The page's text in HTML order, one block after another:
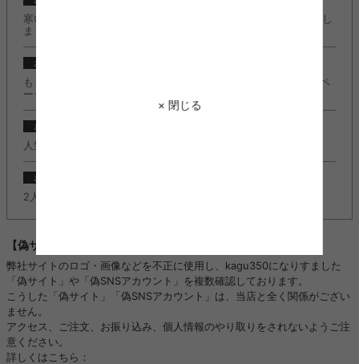
× 閉じる
寒い季節もこたつでぬくぬく快適に♪『こたつ特集』ページ公開し
ました。
お知らせ
もうすぐクリスマスの季節！『クリスマスコレクション2024』ペ
ージ公開しました。
お知らせ
人気のＬ字デスク『Fine(ファイン)』に新カラー追加しました。
お知らせ
2人掛けソファ『Moss(モス)』に新カラー追加しました。
【偽サイトにご注意ください】
弊社サイトのロゴ・画像などを不正に使用し、kagu350になりすました
「偽サイト」や「偽SNSアカウント」を複数確認しております。
こうした「偽サイト」「偽SNSアカウント」は、当店と全く関係がござい
ません。
アクセス、ご注文、お振り込み、個人情報のやり取りをされないようご注
意ください。
詳しくはこちら：